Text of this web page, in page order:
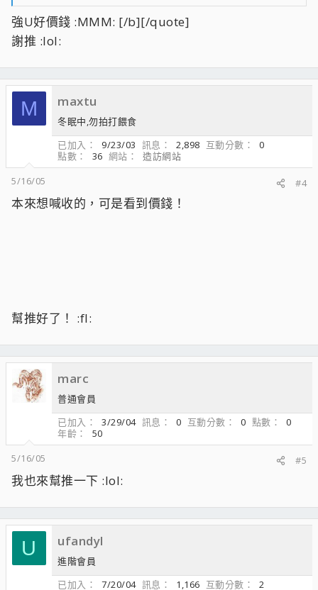
13500含宅配運費（會附當初以12000含稅價購入的發票給買
自取減一百
這顆是我第一次買到穩上2.7G的U
買了不少顆才買到的
當初也虧了接近3000 :QQQ:
強U好價錢 :MMM: [/b][/quote]
謝推 :lol:
M maxtu
冬眠中,勿拍打餵食
已加入
9/23/03 訊息 2,898 互動分數
0
點數
36 網站
造訪網站
5/16/05
#4
本來想喊收的，可是看到價錢！
幫推好了！ :fl:
marc
普通會員
已加入
3/29/04 訊息 0 互動分數 0 點數
0
年齡
50
5/16/05
#5
我也來幫推一下 :lol:
U ufandyl
進階會員
已加入
7/20/04 訊息 1,166 互動分數
2